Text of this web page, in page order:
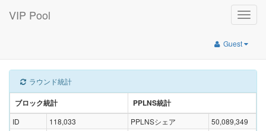
Toggle
VIP Pool
Guest
ラウンド統計
ブロック統計 PPLNS統計
ID 118,033 PPLNSシェア
50,089,349